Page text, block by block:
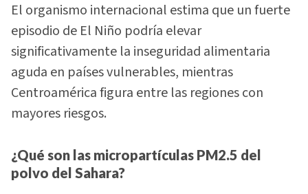
El organismo internacional estima que un fuerte
episodio de El Niño podría elevar
significativamente la inseguridad alimentaria
aguda en países vulnerables, mientras
Centroamérica figura entre las regiones con
mayores riesgos.
¿Qué son las micropartículas PM2.5 del
polvo del Sahara?